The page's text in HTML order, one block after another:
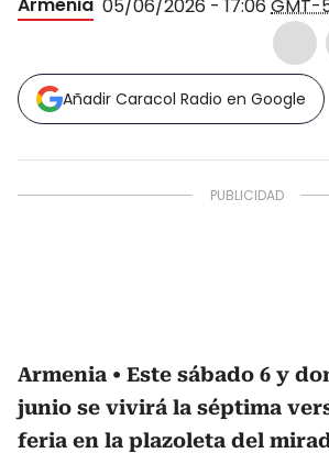
05/06/2026 - 17:06 GMT-
Añadir Caracol Radio en Google
Armenia
Este sábado 6 y
junio se vivirá la séptima
feria en la plazoleta del